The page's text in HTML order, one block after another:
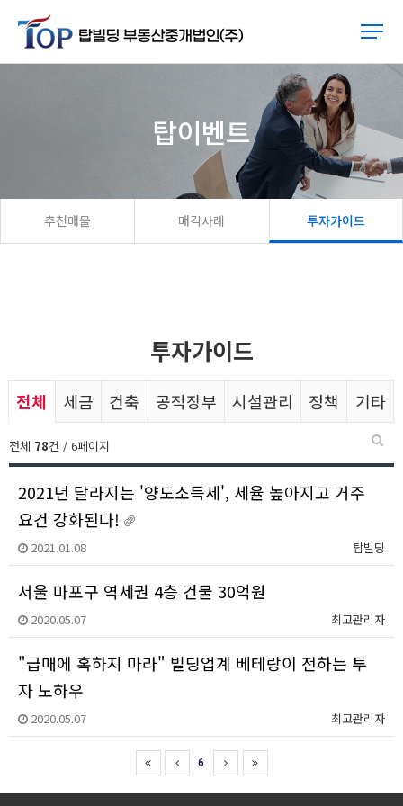
탑이벤트
추천매물 매각사례 투자가이드
투자가이드
전체 세금 건축 공적장부 시설관리 정책 기타
전체 78건 / 6페이지
2021년 달라지는 '양도소득세', 세율 높아지고 거주
요건 강화된다!
탑빌딩
2021.01.08
서울 마포구 역세권 4층 건물 30억원
최고관리자
2020.05.07
"급매에 혹하지 마라" 빌딩업계 베테랑이 전하는 투
자 노하우
최고관리자
2020.05.07
6